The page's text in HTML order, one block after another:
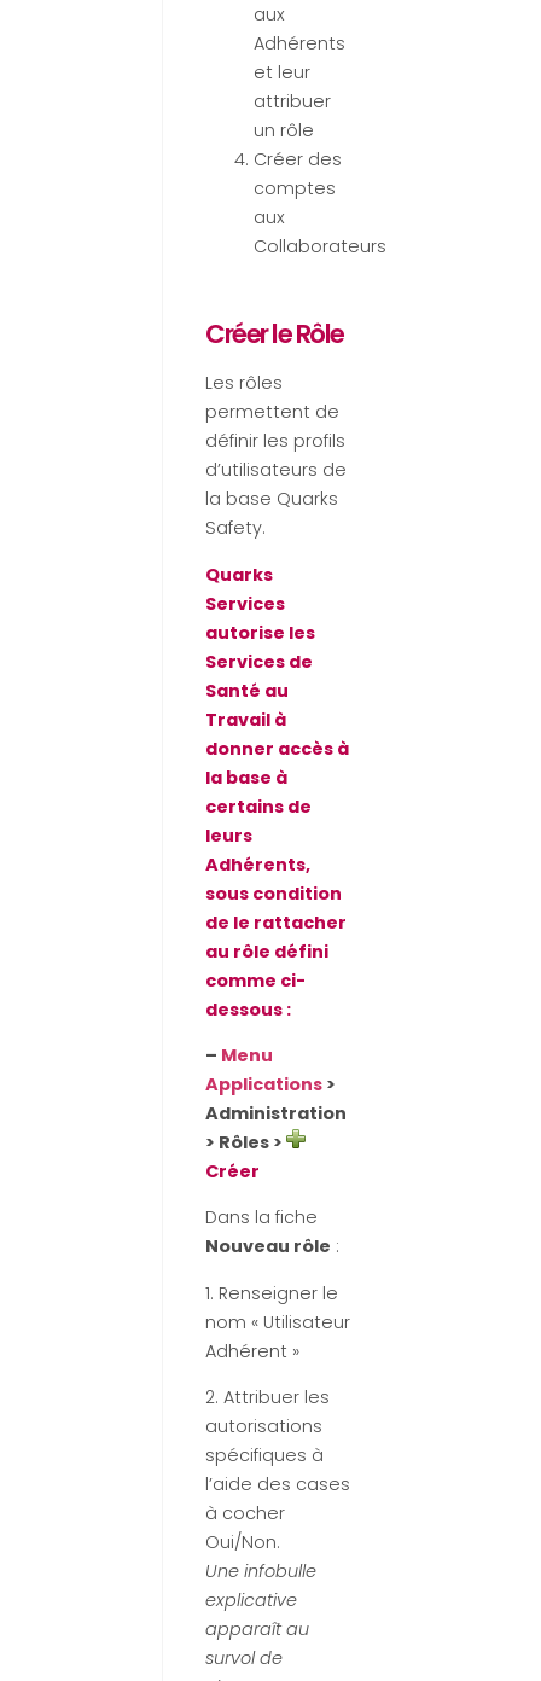
aux
Adhérents
et leur
attribuer
un rôle
Créer des
comptes
aux
Collaborateurs
Créer le Rôle
Les rôles
permettent de
définir les profils
d’utilisateurs de
la base Quarks
Safety.
Quarks
Services
autorise les
Services de
Santé au
Travail à
donner accès à
la base à
certains de
leurs
Adhérents,
sous condition
de le rattacher
au rôle défini
comme ci-
dessous :
– Menu
Applications >
Administration
> Rôles >
Créer
Dans la fiche
Nouveau rôle :
1. Renseigner le
nom « Utilisateur
Adhérent »
2. Attribuer les
autorisations
spécifiques à
l’aide des cases
à cocher
Oui/Non.
Une infobulle
explicative
apparaît au
survol de